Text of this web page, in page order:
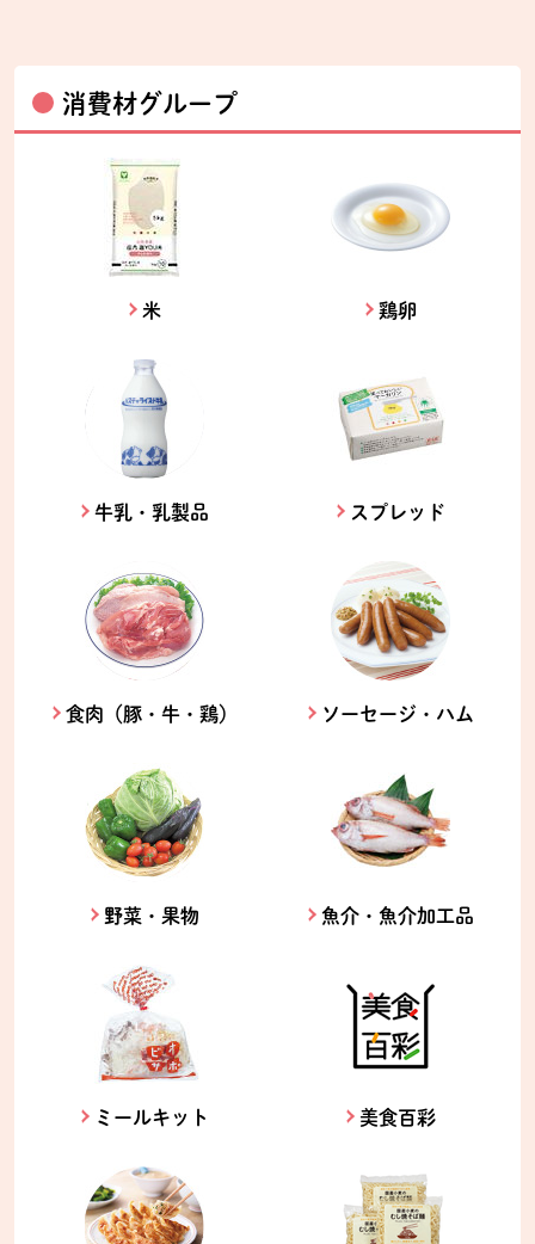
消費材グループ
米 鶏卵
牛乳・乳製品 スプレッド
食肉（豚・牛・鶏） ソーセージ・ハム
野菜・果物 魚介・魚介加工品
ミールキット 美食百彩